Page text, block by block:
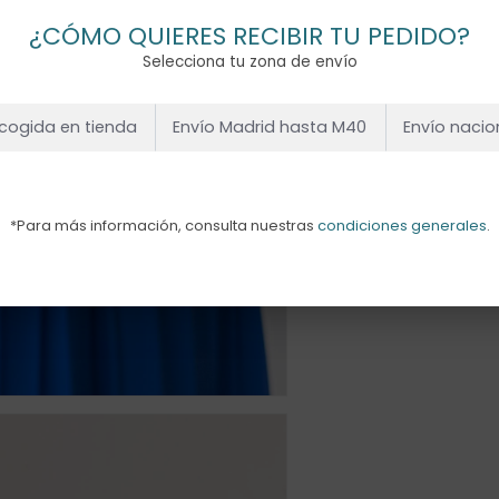
¿CÓMO QUIERES RECIBIR TU PEDIDO?
Selecciona tu zona de envío
en tienda Envío Madrid hasta M40 Envío
*Para más información, consulta nuestras condiciones generales.